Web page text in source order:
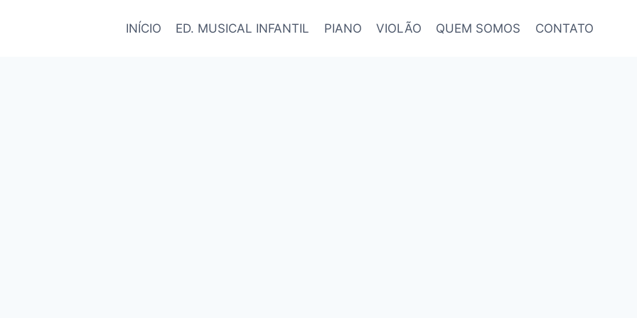
INÍCIO ED. MUSICAL INFANTIL PIANO VIOLÃO QUEM SOMOS CONTATO